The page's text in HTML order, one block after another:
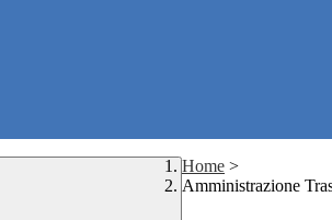
Home >
Amministrazione